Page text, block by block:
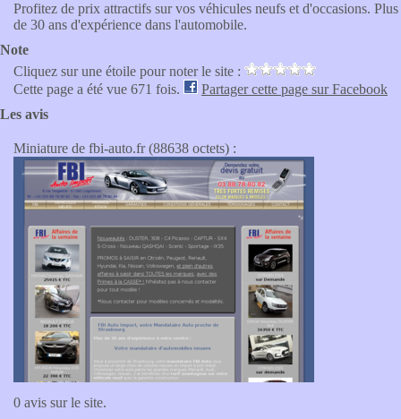
Profitez de prix attractifs sur vos véhicules neufs et d'occasions. Plus
de 30 ans d'expérience dans l'automobile.
Note
Cliquez sur une étoile pour noter le site :
Cette page a été vue 671 fois.
Partager cette page sur Facebook
Les avis
Miniature de fbi-auto.fr (88638 octets) :
0 avis sur le site.